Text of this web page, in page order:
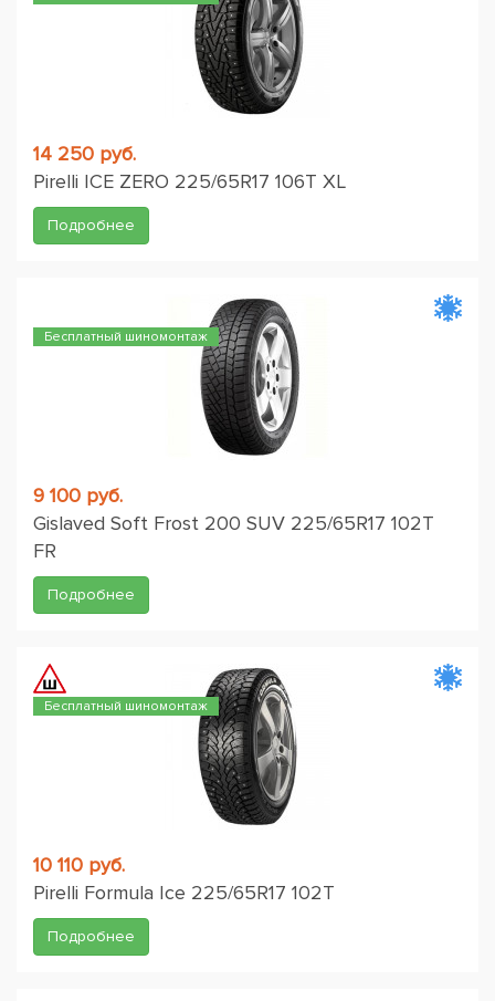
14 250 руб.
Pirelli ICE ZERO 225/65R17 106T XL
Подробнее
Бесплатный шиномонтаж
9 100 руб.
Gislaved Soft Frost 200 SUV 225/65R17 102T
FR
Подробнее
Бесплатный шиномонтаж
10 110 руб.
Pirelli Formula Ice 225/65R17 102T
Подробнее